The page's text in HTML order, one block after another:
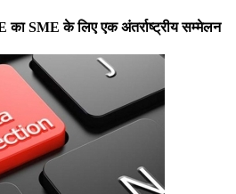
का SME के लिए एक अंतर्राष्ट्रीय सम्मेलन